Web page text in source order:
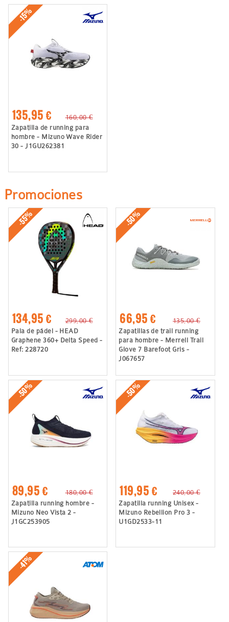
-15%
135,95 €
160,00 €
Zapatilla de running para
hombre - Mizuno Wave Rider
30 - J1GU262381
Promociones
-55%
134,95 €
299,00 €
Pala de pádel - HEAD
Graphene 360+ Delta Speed -
Ref: 228720
-50%
66,95 €
135,00 €
Zapatillas de trail running
para hombre - Merrell Trail
Glove 7 Barefoot Gris -
J067657
-50%
89,95 €
180,00 €
Zapatilla running hombre -
Mizuno Neo Vista 2 -
J1GC253905
-50%
119,95 €
240,00 €
Zapatilla running Unisex -
Mizuno Rebellion Pro 3 -
U1GD2533-11
-41%